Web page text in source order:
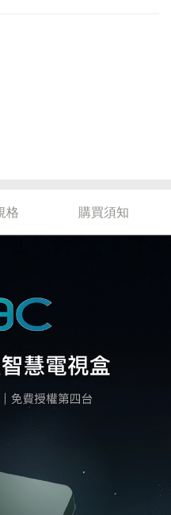
格 購買須知